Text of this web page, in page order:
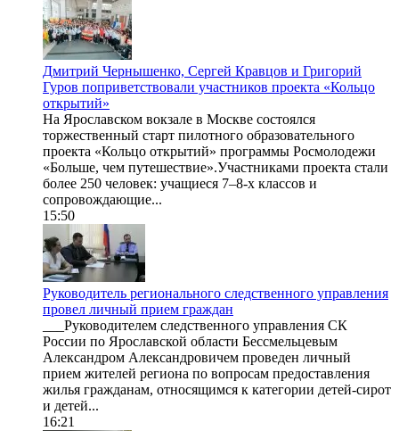
Дмитрий Чернышенко, Сергей Кравцов и Григорий
Гуров поприветствовали участников проекта «Кольцо
открытий»
На Ярославском вокзале в Москве состоялся
торжественный старт пилотного образовательного
проекта «Кольцо открытий» программы Росмолодежи
«Больше, чем путешествие».Участниками проекта стали
более 250 человек: учащиеся 7–8-х классов и
сопровождающие...
15:50
Руководитель регионального следственного управления
провел личный прием граждан
___Руководителем следственного управления СК
России по Ярославской области Бессмельцевым
Александром Александровичем проведен личный
прием жителей региона по вопросам предоставления
жилья гражданам, относящимся к категории детей-сирот
и детей...
16:21